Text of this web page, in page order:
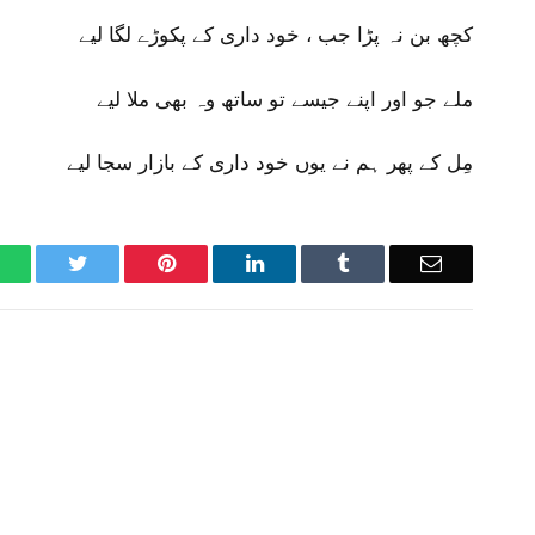
کچھ بن نہ پڑا جب ، خود داری کے پکوڑے لگا لیے
ملے جو اور اپنے جیسے تو ساتھ وہ بھی ملا لیے
مِل کے پھر ہم نے یوں خود داری کے بازار سجا لیے
Twitter Pinterest LinkedIn Tumblr Email